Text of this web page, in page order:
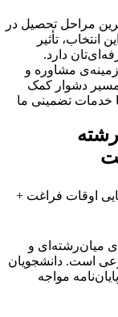
مراحل تحصیل در
تأثیر
دارد.
مشاوره و
مسیر دشوار کمک
خدمات تضمینی ما
میان‌رشته‌ای و
است. دانشجویان
مواجه